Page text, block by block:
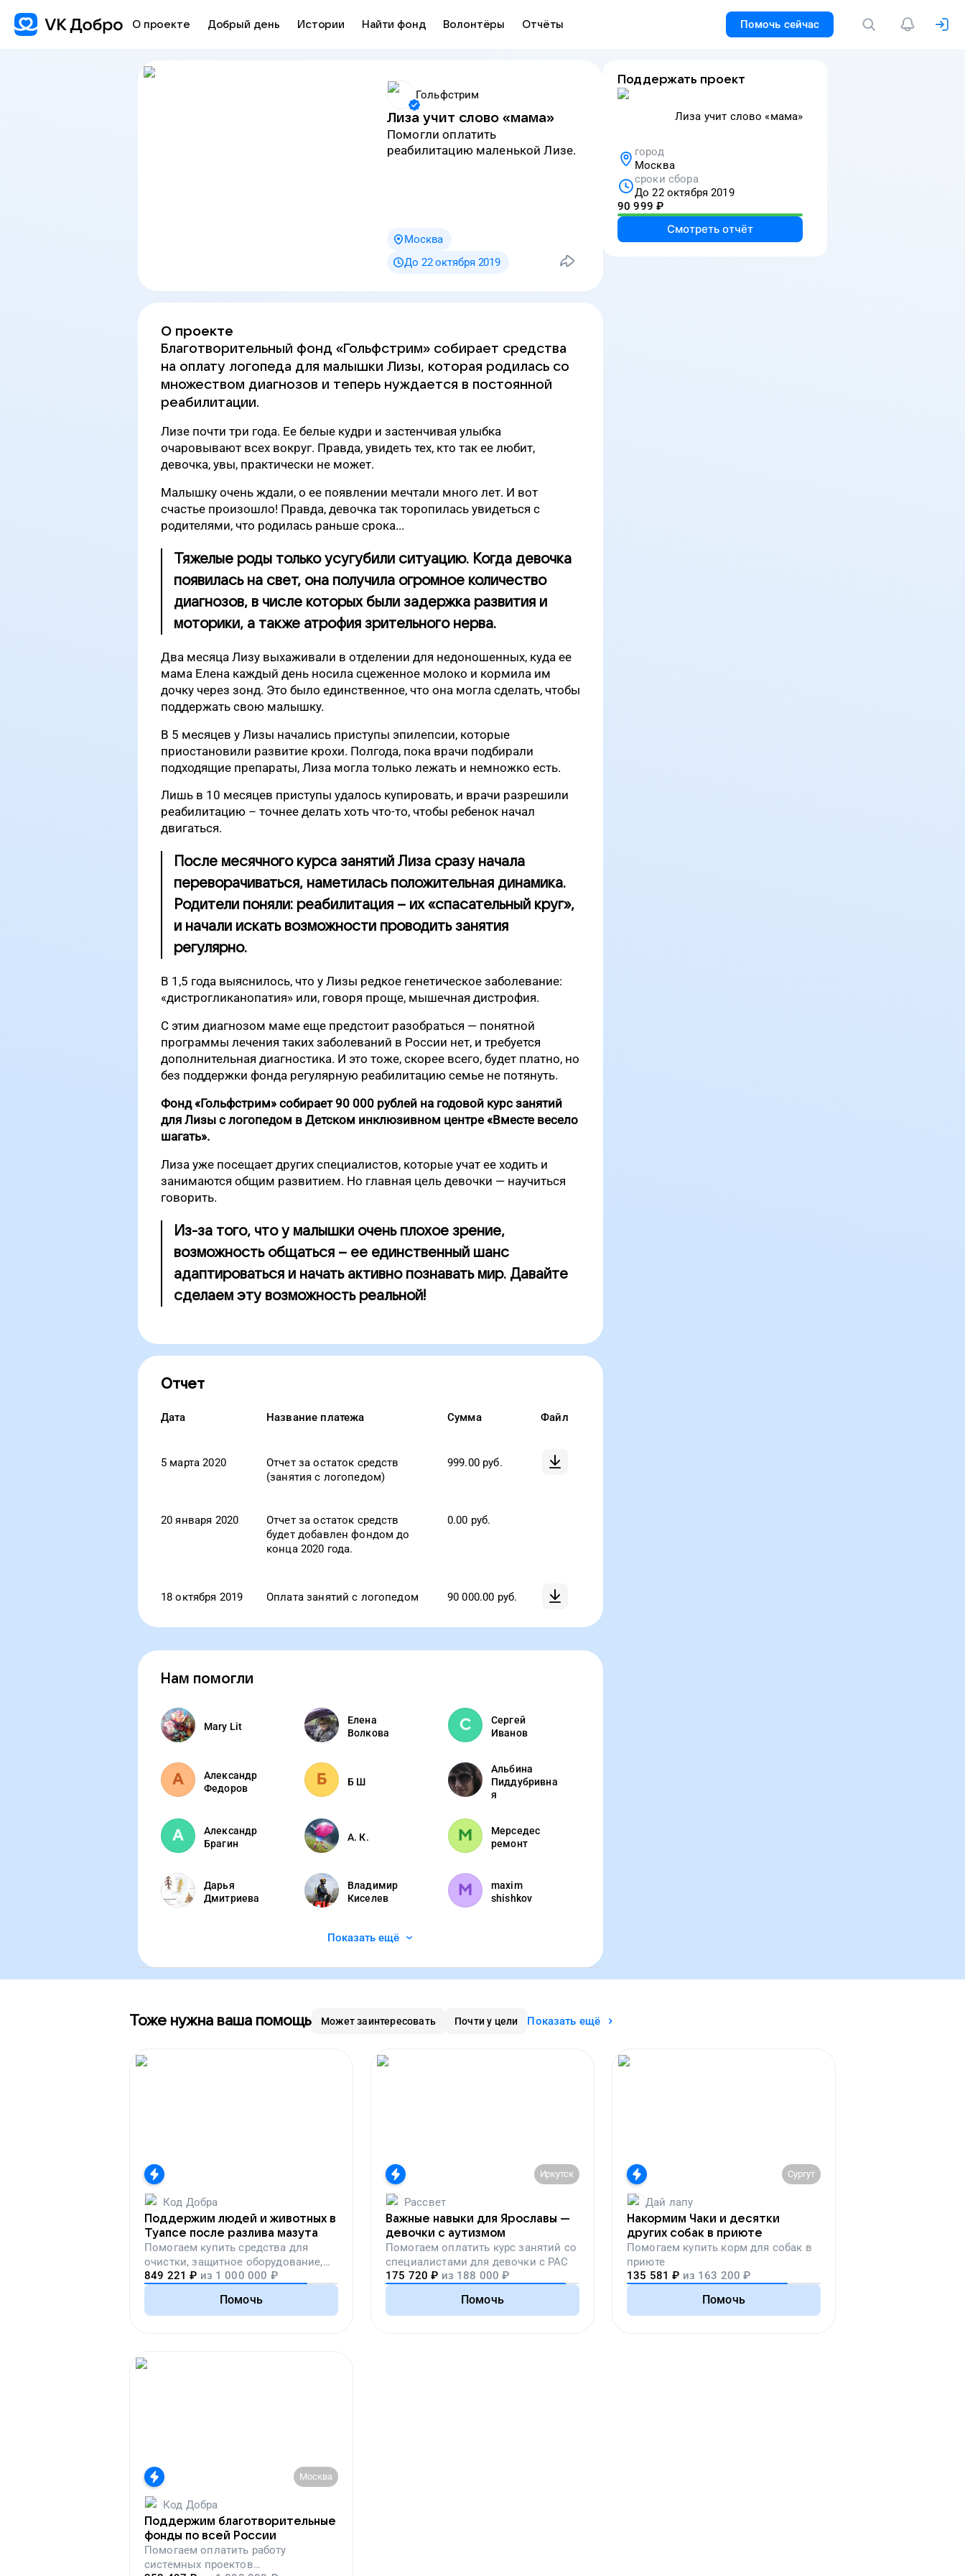
О проекте Добрый день Истории Найти фонд Волонтёры Отчёты Помочь сейчас
Гольфстрим
Лиза учит слово «мама»
Помогли оплатить
реабилитацию маленькой Лизе.
Москва
До 22 октября 2019
О проекте
Благотворительный фонд «Гольфстрим» собирает средства
на оплату логопеда для малышки Лизы, которая родилась со
множеством диагнозов и теперь нуждается в постоянной
реабилитации.
Лизе почти три года. Ее белые кудри и застенчивая улыбка
очаровывают всех вокруг. Правда, увидеть тех, кто так ее любит,
девочка, увы, практически не может.
Малышку очень ждали, о ее появлении мечтали много лет. И вот
счастье произошло! Правда, девочка так торопилась увидеться с
родителями, что родилась раньше срока...
Тяжелые роды только усугубили ситуацию. Когда девочка
появилась на свет, она получила огромное количество
диагнозов, в числе которых были задержка развития и
моторики, а также атрофия зрительного нерва.
Два месяца Лизу выхаживали в отделении для недоношенных, куда ее
мама Елена каждый день носила сцеженное молоко и кормила им
дочку через зонд. Это было единственное, что она могла сделать, чтобы
поддержать свою малышку.
В 5 месяцев у Лизы начались приступы эпилепсии, которые
приостановили развитие крохи. Полгода, пока врачи подбирали
подходящие препараты, Лиза могла только лежать и немножко есть.
Лишь в 10 месяцев приступы удалось купировать, и врачи разрешили
реабилитацию – точнее делать хоть что-то, чтобы ребенок начал
двигаться.
После месячного курса занятий Лиза сразу начала
переворачиваться, наметилась положительная динамика.
Родители поняли: реабилитация – их «спасательный круг»,
и начали искать возможности проводить занятия
регулярно.
В 1,5 года выяснилось, что у Лизы редкое генетическое заболевание:
«дистрогликанопатия» или, говоря проще, мышечная дистрофия.
С этим диагнозом маме еще предстоит разобраться — понятной
программы лечения таких заболеваний в России нет, и требуется
дополнительная диагностика. И это тоже, скорее всего, будет платно, но
без поддержки фонда регулярную реабилитацию семье не потянуть.
Фонд «Гольфстрим» собирает 90 000 рублей на годовой курс занятий
для Лизы с логопедом в Детском инклюзивном центре «Вместе весело
шагать».
Лиза уже посещает других специалистов, которые учат ее ходить и
занимаются общим развитием. Но главная цель девочки — научиться
говорить.
Из-за того, что у малышки очень плохое зрение,
возможность общаться – ее единственный шанс
адаптироваться и начать активно познавать мир. Давайте
сделаем эту возможность реальной!
Отчет
Дата Название платежа Сумма Файл
5 марта 2020
Отчет за остаток средств
(занятия с логопедом)
999.00 руб.
20 января 2020
Отчет за остаток средств
будет добавлен фондом до
конца 2020 года.
0.00 руб.
18 октября 2019 Оплата занятий с логопедом 90 000.00 руб.
Нам помогли
Mary Lit
Елена
Волкова
Сергей
Иванов
Александр
Федоров
Б Ш
Альбина
Пиддубривна
я
Александр
Брагин
А. К.
Мерседес
ремонт
Дарья
Дмитриева
Владимир
Киселев
maxim
shishkov
Показать ещё
Поддержать проект
Лиза учит слово «мама»
город
Москва
сроки сбора
До 22 октября 2019
90 999 ₽
Смотреть отчёт
Тоже нужна ваша помощь Может заинтересовать Почти у цели Показать ещё
Код Добра
Поддержим людей и животных в
Туапсе после разлива мазута
Помогаем купить средства для
очистки, защитное оборудование,
лекарства, корм и предметы первой
необходимости
849 221 ₽ из 1 000 000 ₽
Помочь
Иркутск
Рассвет
Важные навыки для Ярославы —
девочки с аутизмом
Помогаем оплатить курс занятий со
специалистами для девочки с РАС
175 720 ₽ из 188 000 ₽
Помочь
Сургут
Дай лапу
Накормим Чаки и десятки
других собак в приюте
Помогаем купить корм для собак в
приюте
135 581 ₽ из 163 200 ₽
Помочь
Москва
Код Добра
Поддержим благотворительные
фонды по всей России
Помогаем оплатить работу
системных проектов